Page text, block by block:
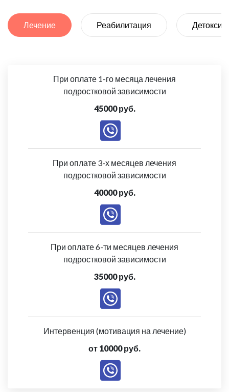
Лечение Реабилитация
При оплате 1-го месяца лечения
подростковой зависимости
45000 руб.
При оплате 3-х месяцев лечения
подростковой зависимости
40000 руб.
При оплате 6-ти месяцев лечения
подростковой зависимости
35000 руб.
Интервенция (мотивация на лечение)
от 10000 руб.